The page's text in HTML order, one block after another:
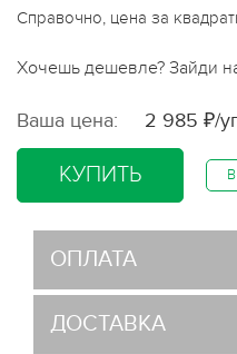
Справочно, цена за
Хочешь дешевле? Зайди
Ваша цена: 2 985 ₽/
КУПИТЬ
ОПЛАТА
ДОСТАВКА